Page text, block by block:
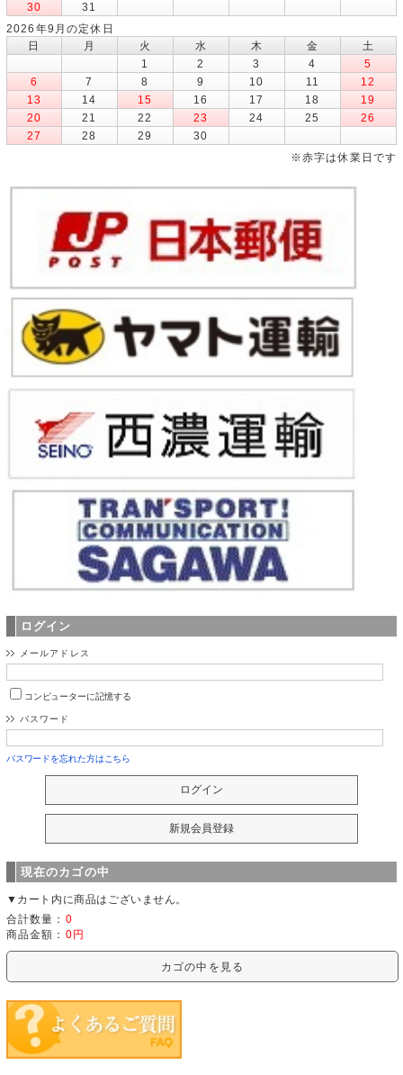
30
31
2026年9月の定休日
日
月 火 水 木 金
土
1
2 3 4
5
6
7 8 9 10 11
12
13
14 15 16 17 18
19
20
21 22 23 24 25
26
27
28 29
30
※赤字は休業日です
ログイン
メールアドレス
コンピューターに記憶する
パスワード
パスワードを忘れた方はこちら
現在のカゴの中
▼カート内に商品はございません。
合計数量： 0
商品金額： 0円
カゴの中を見る